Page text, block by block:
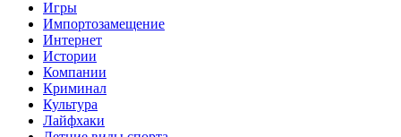
Игры
Импортозамещение
Интернет
Истории
Компании
Криминал
Культура
Лайфхаки